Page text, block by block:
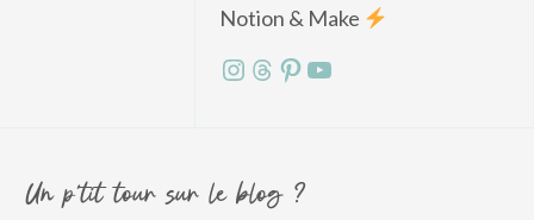
Notion & Make
Instagram
Threads
Pinterest
YouTube
Un p'tit tour sur le blog ?